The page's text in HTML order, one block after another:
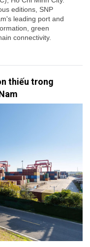
editions, SNP
leading port and
green
connectivity.
thiếu trong